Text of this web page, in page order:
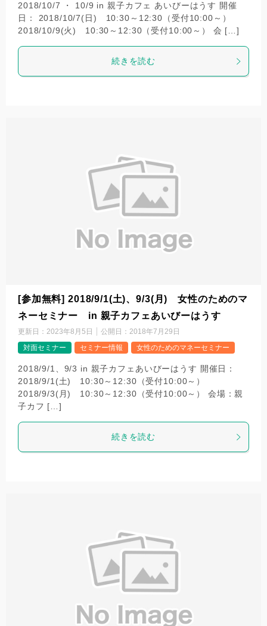
2018/10/7 ・ 10/9 in 親子カフェ あいびーはうす 開催
日： 2018/10/7(日) 10:30～12:30（受付10:00～）
2018/10/9(火) 10:30～12:30（受付10:00～） 会 […]
続きを読む
[参加無料] 2018/9/1(土)、9/3(月) 女性のためのマ
ネーセミナー in 親子カフェあいびーはうす
更新日： 2023年8月5日 公開日： 2018年7月29日
対面セミナー
セミナー情報 女性のためのマネーセミナー
2018/9/1、9/3 in 親子カフェあいびーはうす 開催日：
2018/9/1(土) 10:30～12:30（受付10:00～）
2018/9/3(月) 10:30～12:30（受付10:00～） ​会場：親
子カフ […]
続きを読む